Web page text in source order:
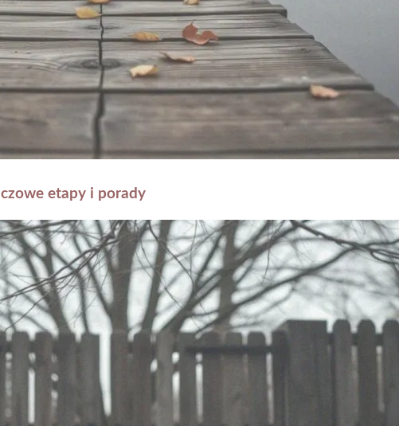
etapy i porady